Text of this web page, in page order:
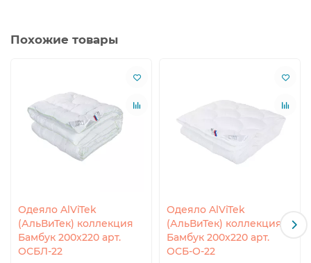
Похожие товары
Одеяло AlViTek
(АльВиТек) коллекция
Бамбук 200x220 арт.
ОСБЛ-22
Одеяло AlViTek
(АльВиТек) коллекция
Бамбук 200x220 арт.
ОСБ-О-22